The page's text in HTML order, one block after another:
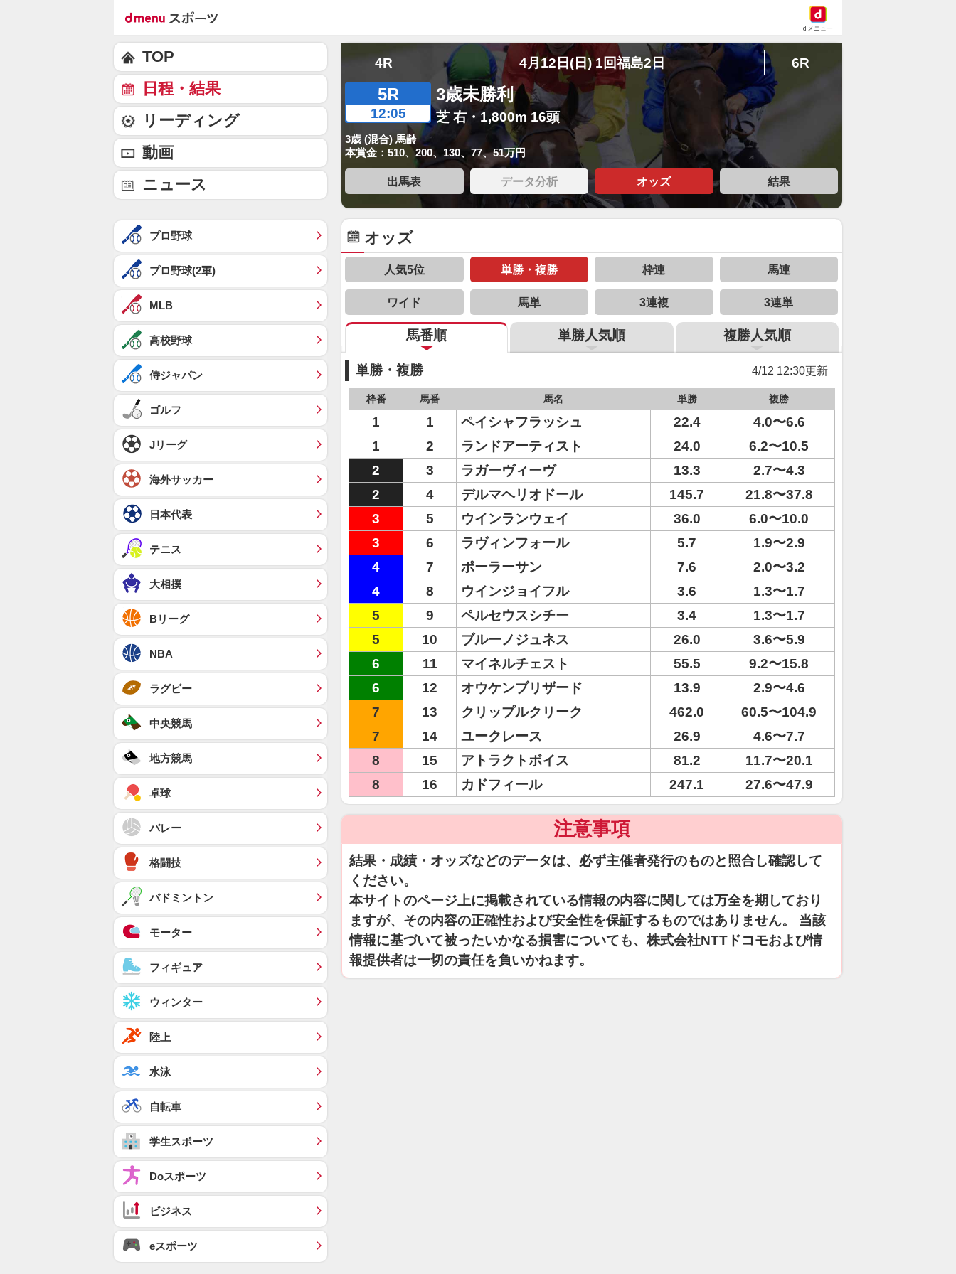
dメニュー
4R 4月12日(日) 1回福島2日 6R
5R
12:05
3歳未勝利
芝 右・1,800m 16頭
3歳 (混合) 馬齢
本賞金：510、200、130、77、51万円
出馬表 データ分析 オッズ 結果
オッズ
人気5位 単勝・複勝 枠連 馬連
ワイド 馬単 3連複 3連単
馬番順 単勝人気順 複勝人気順
単勝・複勝 4/12 12:30更新
枠番 馬番 馬名 単勝 複勝
1 1 ペイシャフラッシュ 22.4
4.0〜6.6
1
2 ランドアーティスト 24.0
6.2〜10.5
2
3 ラガーヴィーヴ 13.3
2.7〜4.3
2
4 デルマヘリオドール 145.7
21.8〜37.8
3
5 ウインランウェイ 36.0
6.0〜10.0
3
6 ラヴィンフォール 5.7
1.9〜2.9
4
7 ポーラーサン 7.6
2.0〜3.2
4
8 ウインジョイフル 3.6
1.3〜1.7
5
9 ペルセウスシチー 3.4
1.3〜1.7
5
10 ブルーノジュネス 26.0
3.6〜5.9
6
11 マイネルチェスト 55.5
9.2〜15.8
6
12 オウケンブリザード 13.9
2.9〜4.6
7
13 クリップルクリーク 462.0
60.5〜104.9
7
14 ユークレース 26.9
4.6〜7.7
8
15 アトラクトボイス 81.2
11.7〜20.1
8
16 カドフィール 247.1 27.6〜47.9
注意事項
結果・成績・オッズなどのデータは、必ず主催者発行のものと照合し確認して
ください。
本サイトのページ上に掲載されている情報の内容に関しては万全を期しており
ますが、その内容の正確性および安全性を保証するものではありません。 当該
情報に基づいて被ったいかなる損害についても、株式会社NTTドコモおよび情
報提供者は一切の責任を負いかねます。
TOP
日程・結果
リーディング
動画
ニュース
プロ野球
プロ野球(2軍)
MLB
高校野球
侍ジャパン
ゴルフ
Jリーグ
海外サッカー
日本代表
テニス
大相撲
Bリーグ
NBA
ラグビー
中央競馬
地方競馬
卓球
バレー
格闘技
バドミントン
モーター
フィギュア
ウィンター
陸上
水泳
自転車
学生スポーツ
Doスポーツ
ビジネス
eスポーツ